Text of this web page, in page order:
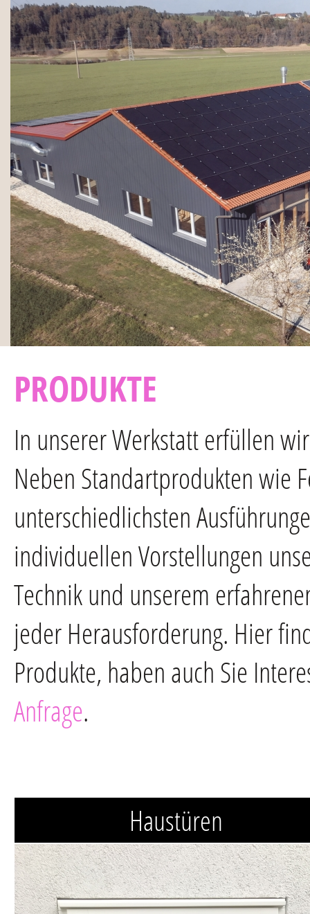
PRODUKTE
In unserer Werkstatt erfüllen
Neben Standartprodukten wie
unterschiedlichsten
individuellen Vorstellungen
Technik und unserem
jeder Herausforderung. Hier
Produkte, haben auch Sie
Anfrage.
Haustüren